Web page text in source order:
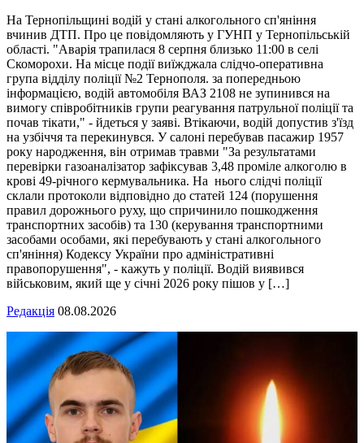
На Тернопільщині водій у стані алкогольного сп'яніння
вчинив ДТП. Про це повідомляють у ГУНП у Тернопільській
області. "Аварія трапилася 8 серпня близько 11:00 в селі
Скоморохи. На місце події виїжджала слідчо-оперативна
група відділу поліції №2 Тернополя. за попередньою
інформацією, водій автомобіля ВАЗ 2108 не зупинився на
вимогу співробітників групи реагування патрульної поліції та
почав тікати," - йдеться у заяві. Втікаючи, водій допустив з'їзд
на узбіччя та перекинувся. У салоні перебував пасажир 1957
року народження, він отримав травми "За результатами
перевірки газоаналізатор зафіксував 3,48 проміле алкоголю в
крові 49-річного кермувальника. На нього слідчі поліції
склали протоколи відповідно до статей 124 (порушення
правил дорожнього руху, що спричинило пошкодження
транспортних засобів) та 130 (керування транспортними
засобами особами, які перебувають у стані алкогольного
сп'яніння) Кодексу України про адміністративні
правопорушення", - кажуть у поліції. Водій виявився
військовим, який ще у січні 2026 року пішов у […]
Редакція 08.08.2026